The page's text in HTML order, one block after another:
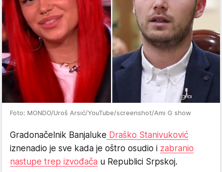
Foto: MONDO/Uroš Arsić/YouTube/screenshot/Ami G show
Gradonačelnik Banjaluke Draško Stanivuković
iznenadio je sve kada je oštro osudio i zabranio
nastupe trep izvođača u Republici Srpskoj.